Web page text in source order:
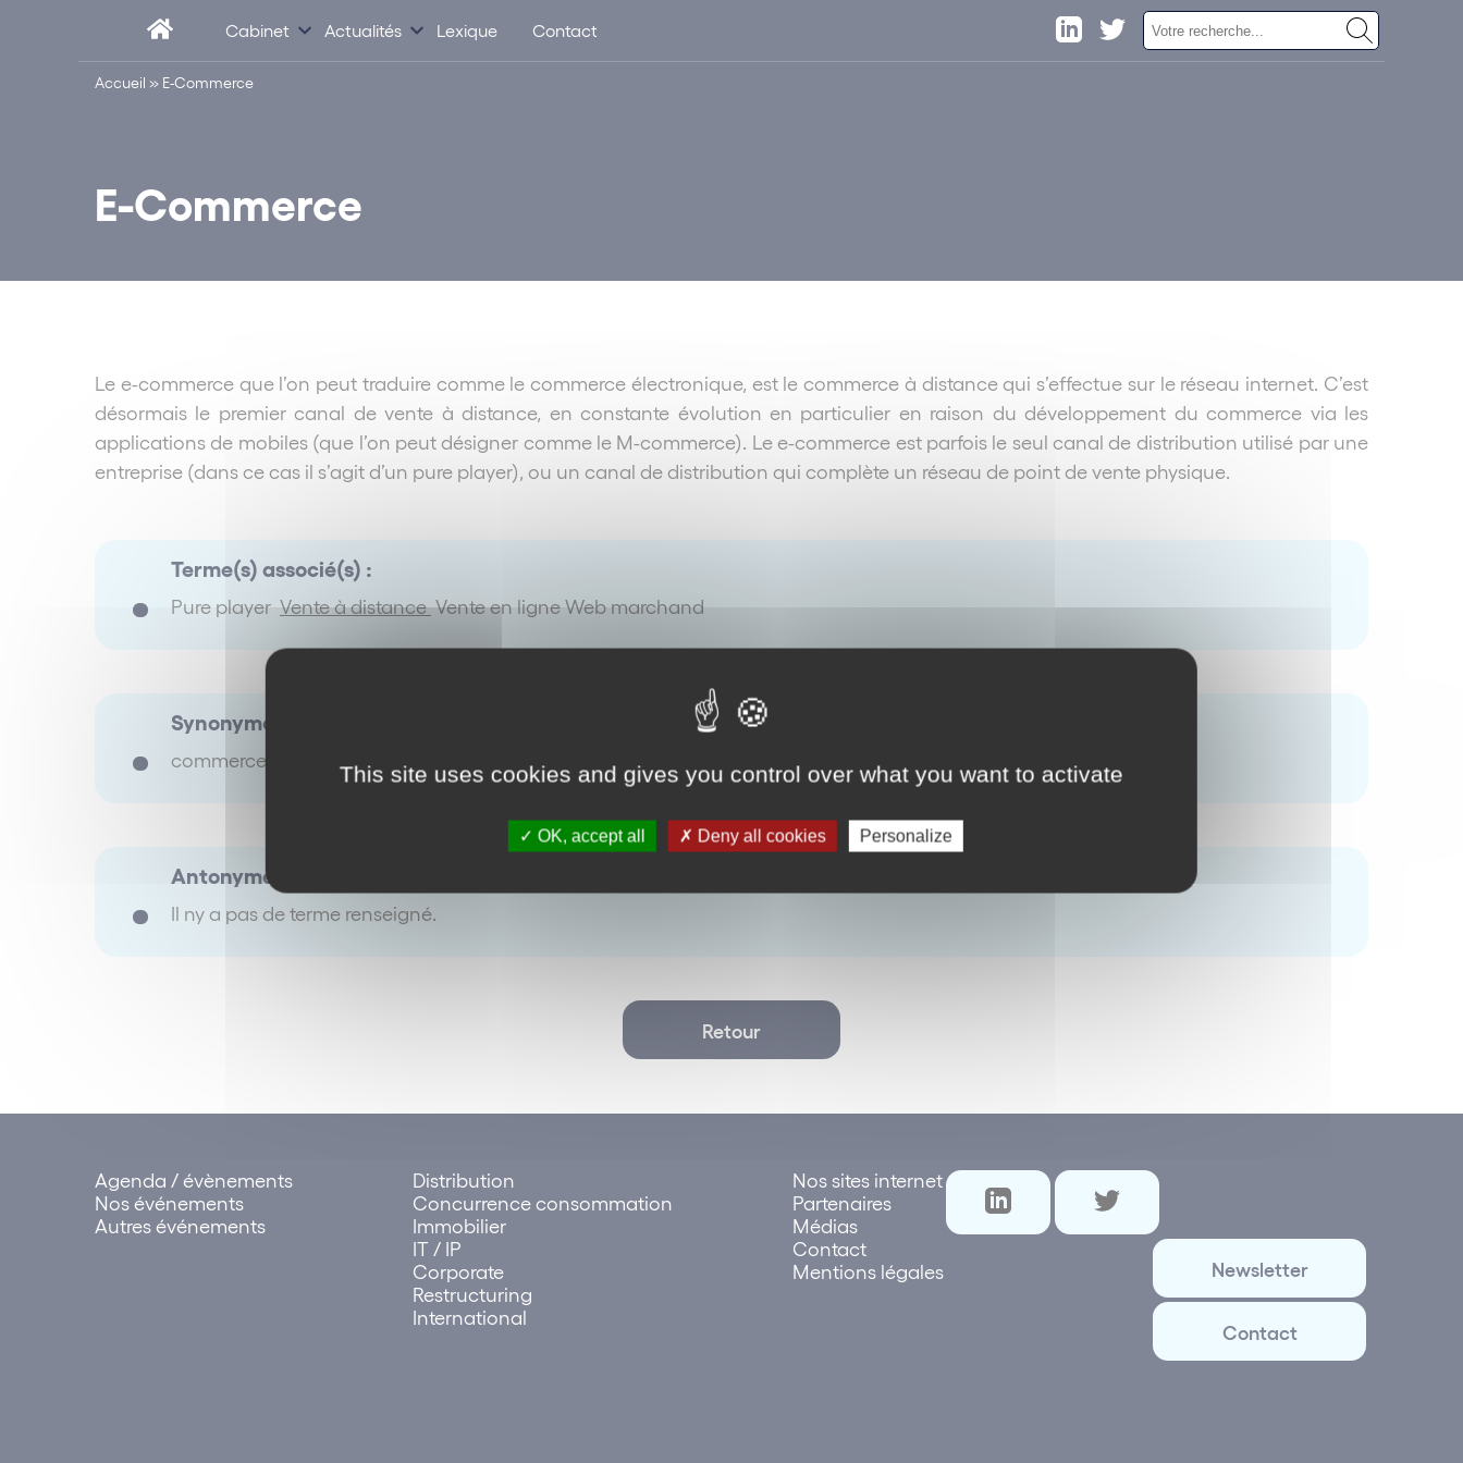
Cabinet Actualités Lexique Contact
Accueil » E-Commerce
E-Commerce
Le e-commerce que l’on peut traduire comme le commerce électronique, est le commerce à distance qui s’effectue sur le réseau internet. C’est
désormais le premier canal de vente à distance, en constante évolution en particulier en raison du développement du commerce via les
applications de mobiles (que l’on peut désigner comme le M-commerce). Le e-commerce est parfois le seul canal de distribution utilisé par une
entreprise (dans ce cas il s’agit d’un pure player), ou un canal de distribution qui complète un réseau de point de vente physique.
Terme(s) associé(s) :
Pure player Vente à distanceVente en ligne Web marchand
Synonyme(s) :
commerce électronique
Antonyme(s) :
Il ny a pas de terme renseigné.
Retour
Agenda / évènements
Nos événements
Autres événements
Distribution
Concurrence consommation
Immobilier
IT / IP
Corporate
Restructuring
International
Nos sites internet
Partenaires
Médias
Contact
Mentions légales
Newsletter
Contact
This site uses cookies and gives you control over what you want to activate
OK, accept all Deny all cookies Personalize